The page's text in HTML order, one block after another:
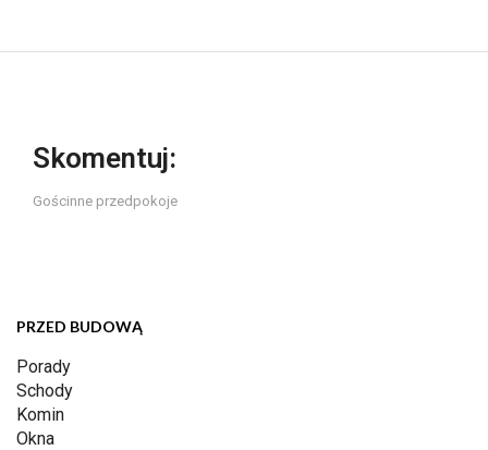
Skomentuj:
Gościnne przedpokoje
PRZED BUDOWĄ
Porady
Schody
Komin
Okna